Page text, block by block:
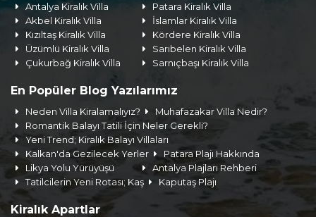
Antalya Kiralık Villa
Patara Kiralık Villa
Akbel Kiralık Villa
İslamlar Kiralık Villa
Kızıltaş Kiralık Villa
Kördere Kiralık Villa
Üzümlü Kiralık Villa
Sarıbelen Kiralık Villa
Çukurbağ Kiralık Villa
Sarnıçbaşı Kiralık Villa
En Popüler Blog Yazılarımız
Neden Villa Kiralamalıyız?
Muhafazakar Villa Nedir?
Romantik Balayı Tatili İçin Neler Gerekli?
Yeni Trend; Kiralık Balayı Villaları
Kalkan'da Gezilecek Yerler
Patara Plajı Hakkında
Likya Yolu Yürüyüşü
Antalya Plajları Rehberi
Tatilcilerin Yeni Rotası; Kaş
Kaputaş Plajı
Kiralık Apartlar